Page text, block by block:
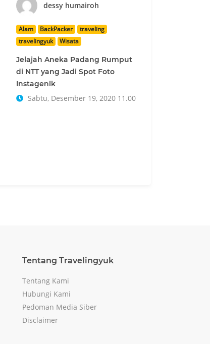
dessy humairoh
Alam BackPacker
traveling
travelingyuk
Wisata
Jelajah Aneka Padang Rumput
di NTT yang Jadi Spot Foto
Instagenik
Sabtu, Desember 19, 2020 11.00
Tentang Travelingyuk
Tentang Kami
Hubungi Kami
Pedoman Media Siber
Disclaimer